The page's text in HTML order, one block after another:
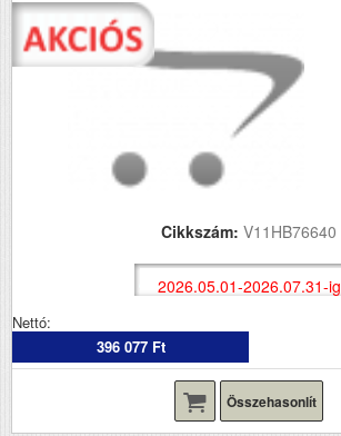
Cikkszám: V11HB76640
2026.05.01-2026.07.31-ig
Nettó:
396 077 Ft
Összehasonlít